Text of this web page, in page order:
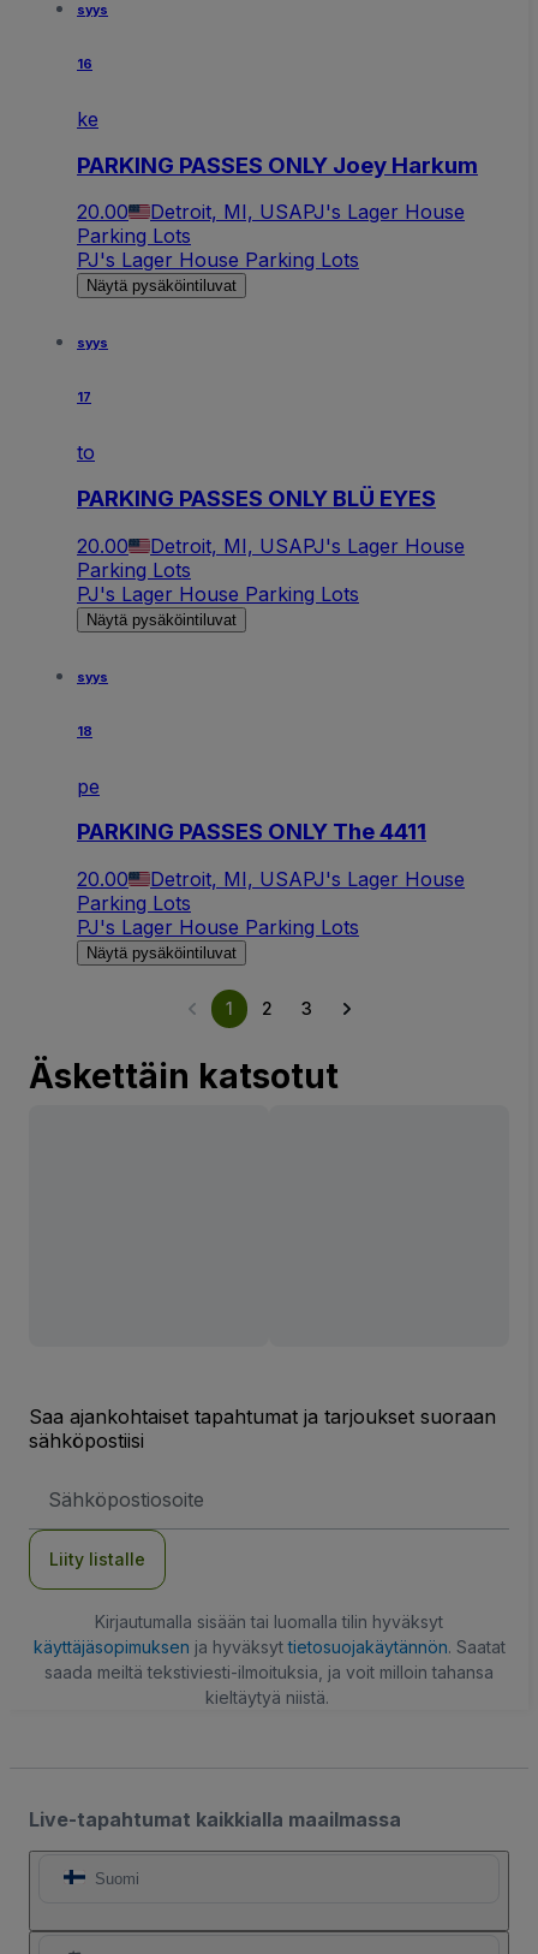
syys
16
ke
PARKING PASSES ONLY Joey Harkum
20.00 Detroit, MI, USAPJ's Lager House
Parking Lots
PJ's Lager House Parking Lots
Näytä pysäköintiluvat
syys
17
to
PARKING PASSES ONLY BLÜ EYES
20.00 Detroit, MI, USAPJ's Lager House
Parking Lots
PJ's Lager House Parking Lots
Näytä pysäköintiluvat
syys
18
pe
PARKING PASSES ONLY The 4411
20.00 Detroit, MI, USAPJ's Lager House
Parking Lots
PJ's Lager House Parking Lots
Näytä pysäköintiluvat
1 2 3
Äskettäin katsotut
Saa ajankohtaiset tapahtumat ja tarjoukset suoraan
sähköpostiisi
Liity listalle
Kirjautumalla sisään tai luomalla tilin hyväksyt
käyttäjäsopimuksen ja hyväksyttietosuojakäytännön. Saatat
saada meiltä tekstiviesti-ilmoituksia, ja voit milloin tahansa
kieltäytyä niistä.
Live-tapahtumat kaikkialla maailmassa
Suomi